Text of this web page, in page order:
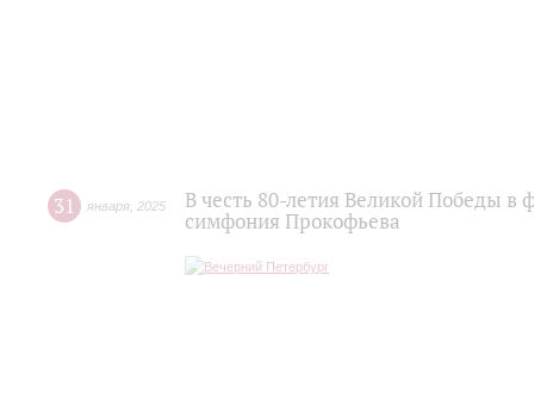
31 января 2025
В честь 80-летия Великой Победы в
симфония Прокофьева